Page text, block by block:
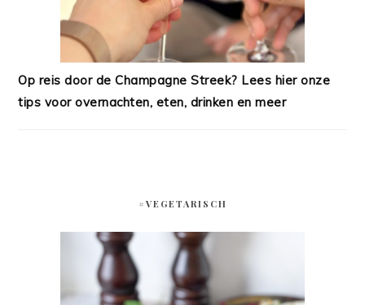
Op reis door de Champagne Streek? Lees hier onze
tips voor overnachten, eten, drinken en meer
#VEGETARISCH